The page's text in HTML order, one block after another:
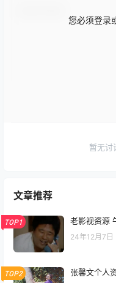
您必须登录
暂无讨
文章推荐
TOP1 老影视资源
24年12月7日
TOP2 张馨文个人